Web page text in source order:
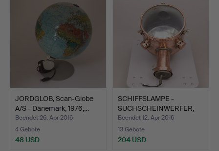
JORDGLOB, Scan-Globe
A/S - Dänemark, 1976,…
Beendet 26. Apr 2016
4 Gebote
48 USD
SCHIFFSLAMPE -
SUCHSCHEINWERFER,
Kupfer, 1…
Beendet 12. Apr 2016
13 Gebote
204 USD